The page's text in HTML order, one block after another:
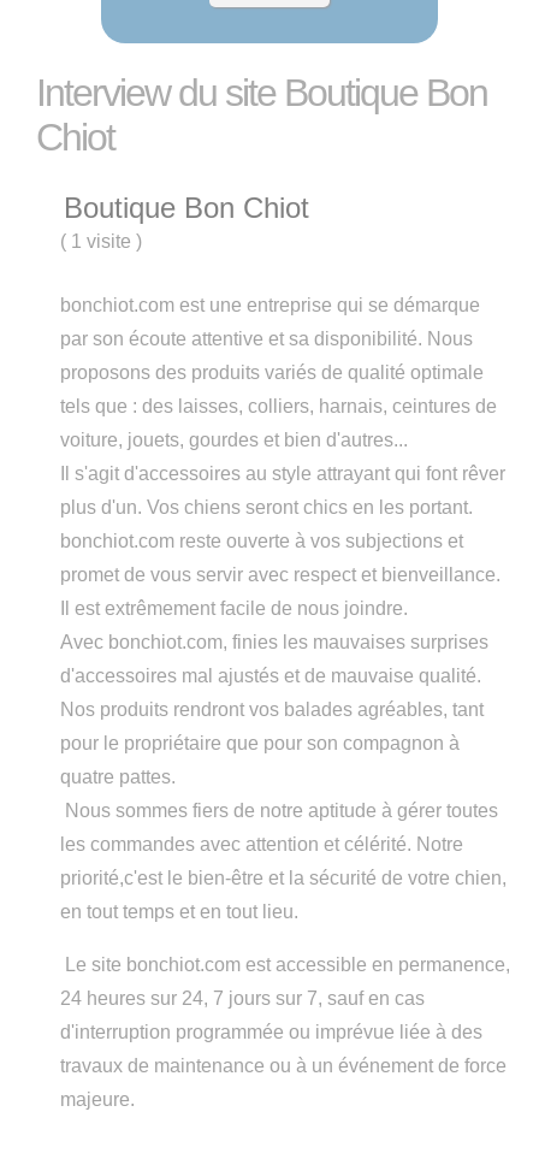
Interview du site Boutique Bon
Chiot
Boutique Bon Chiot
( 1 visite)
bonchiot.com est une entreprise qui se démarque
par son écoute attentive et sa disponibilité. Nous
proposons des produits variés de qualité optimale
tels que : des laisses, colliers, harnais, ceintures de
voiture, jouets, gourdes et bien d'autres...
Il s'agit d'accessoires au style attrayant qui font rêver
plus d'un. Vos chiens seront chics en les portant.
bonchiot.com reste ouverte à vos subjections et
promet de vous servir avec respect et bienveillance.
Il est extrêmement facile de nous joindre.
Avec bonchiot.com, finies les mauvaises surprises
d'accessoires mal ajustés et de mauvaise qualité.
Nos produits rendront vos balades agréables, tant
pour le propriétaire que pour son compagnon à
quatre pattes.
Nous sommes fiers de notre aptitude à gérer toutes
les commandes avec attention et célérité. Notre
priorité,c'est le bien-être et la sécurité de votre chien,
en tout temps et en tout lieu.
Le site bonchiot.com est accessible en permanence,
24 heures sur 24, 7 jours sur 7, sauf en cas
d'interruption programmée ou imprévue liée à des
travaux de maintenance ou à un événement de force
majeure.